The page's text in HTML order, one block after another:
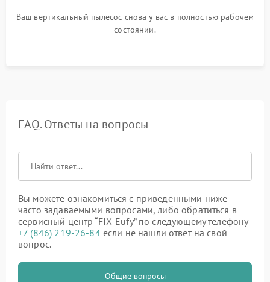
Ваш вертикальный пылесос снова у вас в полностью рабочем
состоянии.
FAQ. Ответы на вопросы
Вы можете ознакомиться с приведенными ниже
часто задаваемыми вопросами, либо обратиться в
сервисный центр “FIX-Eufy” по следующему телефону
+7 (846) 219-26-84если не нашли ответ на свой
вопрос.
Общие вопросы